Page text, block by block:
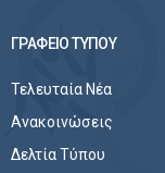
ΓΡΑΦΕΙΟ ΤΥΠΟΥ
Τελευταία Νέα
Ανακοινώσεις
Δελτία Τύπου